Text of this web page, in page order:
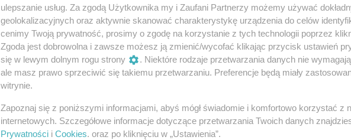
Oceń
0 0
Podpis
ulepszanie usług. Za zgodą Użytkownika my i Zaufani Partnerzy możemy używać
geolokalizacyjnych oraz aktywnie skanować charakterystykę urządzenia do celów
cenimy Twoją prywatność, prosimy o zgodę na korzystanie z tych technologii poprzez
Zgoda jest dobrowolna i zawsze możesz ją zmienić/wycofać klikając przycisk ustawień
się w lewym dolnym rogu strony
. Niektóre rodzaje przetwarzania danych nie
ale masz prawo sprzeciwić się takiemu przetwarzaniu. Preferencje będą miały
witrynie.
Zapoznaj się z poniższymi informacjami, abyś mógł świadomie i komfortowo korzystać z
internetowych. Szczegółowe informacje dotyczące przetwarzania Twoich danych
Prywatności i Cookies. oraz po kliknięciu w „Ustawienia”.